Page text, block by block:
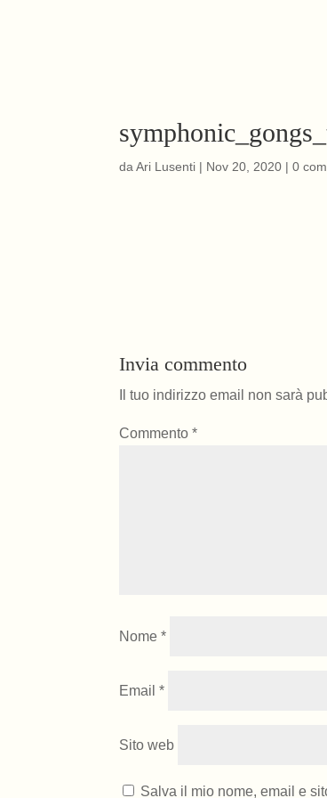
daAri Lusenti | Nov 20, 2020 |0
Invia commento
Il tuo indirizzo email non sarà
Commento*
Nome*
Email*
Sito web
Salva il mio nome, email e